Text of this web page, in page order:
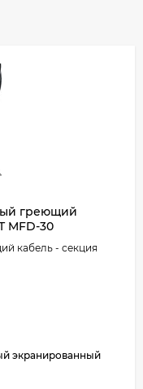
греющий
MFD-30
кабель - секция
экранированный